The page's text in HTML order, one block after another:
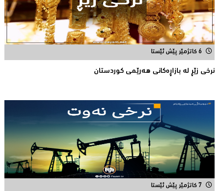
6 کاتژمێر پێش ئێستا
نرخی زێڕ له‌ بازاڕه‌كانی هه‌رێمی كوردستان
7 کاتژمێر پێش ئێستا